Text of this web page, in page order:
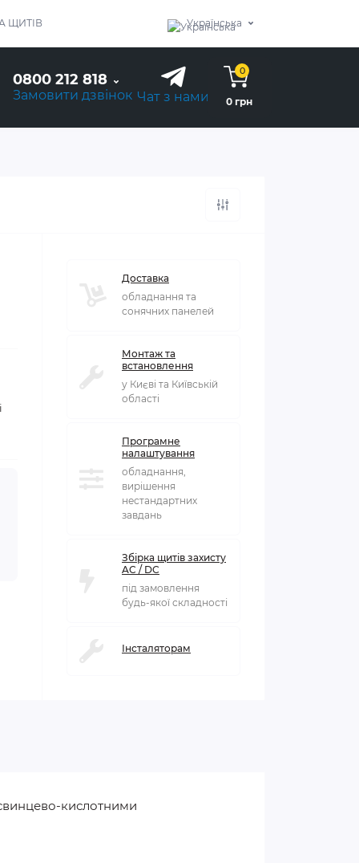
ЩИТІВ Українська
0800 212 818
Замовити дзвінок Чат з нами
0
0 грн
Доставка
обладнання та
сонячних панелей
Монтаж та
встановлення
у Києві та Київській
області
Програмне
налаштування
обладнання,
вирішення
нестандартних
завдань
Збірка щитів захисту
AC / DC
під замовлення
будь-якої складності
Інсталяторам
кислотними